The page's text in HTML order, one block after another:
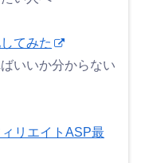
てみた
いいか分からない
リエイトASP最